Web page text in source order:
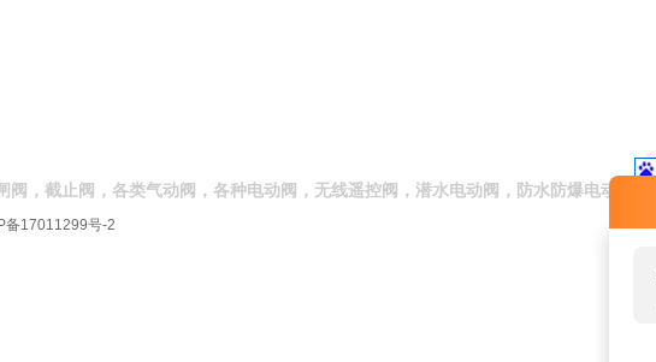
，截止阀，各类气动阀，各种电动阀，无线遥控阀，潜水电动阀，防水防爆电动阀
备17011299号-2